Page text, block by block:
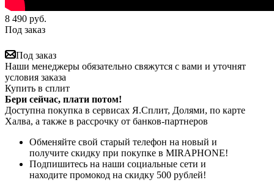
8 490 руб.
Под заказ
Под заказ
Наши менеджеры обязательно свяжутся с вами и уточнят
условия заказа
Купить в сплит
Бери сейчас, плати потом!
Доступна покупка в сервисах Я.Сплит, Долями, по карте
Халва, а также в рассрочку от банков-партнеров
Обменяйте свой старый телефон на новый и
получите скидку при покупке в MIRAPHONE!
Подпишитесь на наши социальные сети и
находите промокод на скидку 500 рублей!